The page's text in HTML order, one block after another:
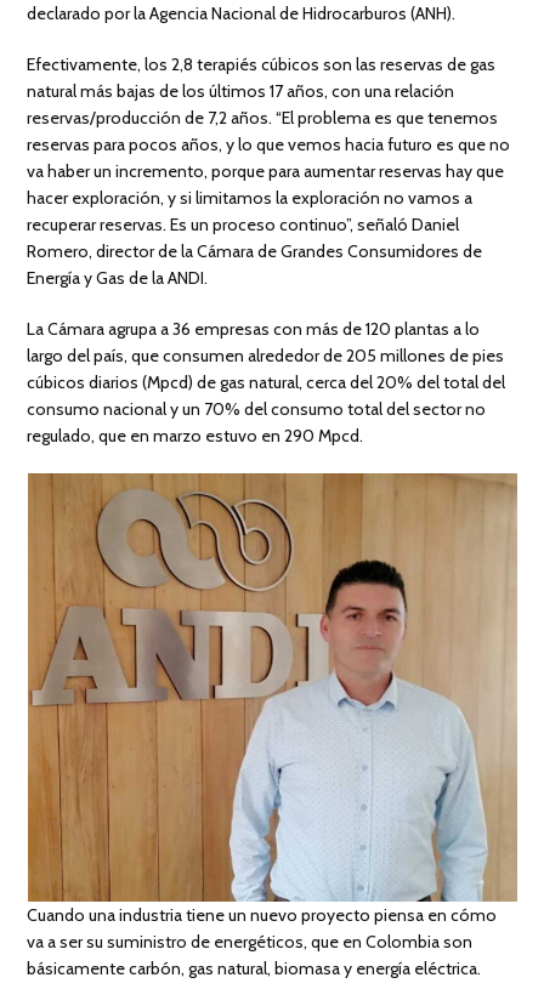
declarado por la Agencia Nacional de Hidrocarburos (ANH).
Efectivamente, los 2,8 terapiés cúbicos son las reservas de gas
natural más bajas de los últimos 17 años, con una relación
reservas/producción de 7,2 años. “El problema es que tenemos
reservas para pocos años, y lo que vemos hacia futuro es que no
va haber un incremento, porque para aumentar reservas hay que
hacer exploración, y si limitamos la exploración no vamos a
recuperar reservas. Es un proceso continuo”, señaló Daniel
Romero, director de la Cámara de Grandes Consumidores de
Energía y Gas de la ANDI.
La Cámara agrupa a 36 empresas con más de 120 plantas a lo
largo del país, que consumen alrededor de 205 millones de pies
cúbicos diarios (Mpcd) de gas natural, cerca del 20% del total del
consumo nacional y un 70% del consumo total del sector no
regulado, que en marzo estuvo en 290 Mpcd.
Cuando una industria tiene un nuevo proyecto piensa en cómo
va a ser su suministro de energéticos, que en Colombia son
básicamente carbón, gas natural, biomasa y energía eléctrica.